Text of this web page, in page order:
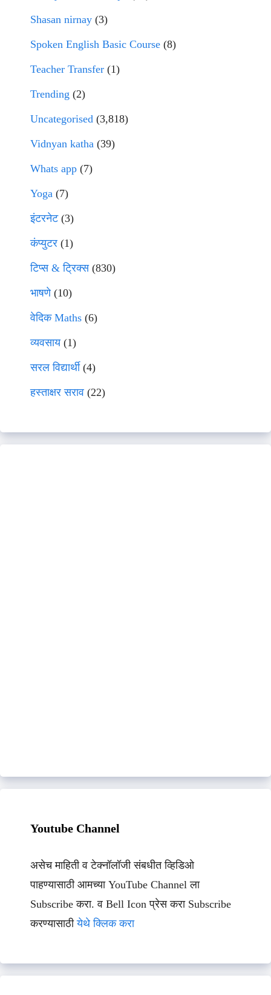
Shasan nirnay (3)
Spoken English Basic Course (8)
Teacher Transfer (1)
Trending (2)
Uncategorised (3,818)
Vidnyan katha (39)
Whats app (7)
Yoga (7)
इंटरनेट(3)
कंप्युटर (1)
टिप्स & ट्रिक्स(830)
भाषणे(10)
वेदिक Maths (6)
व्यवसाय(1)
सरल विद्यार्थी(4)
हस्ताक्षर सराव (22)
Youtube Channel
असेच माहिती व टेक्नॉलॉजी संबधीत व्हिडिओ
पाहण्यासाठी आमच्या YouTube Channel ला
Subscribe करा. व Bell Icon प्रेस करा Subscribe
करण्यासाठीयेथे क्लिक करा